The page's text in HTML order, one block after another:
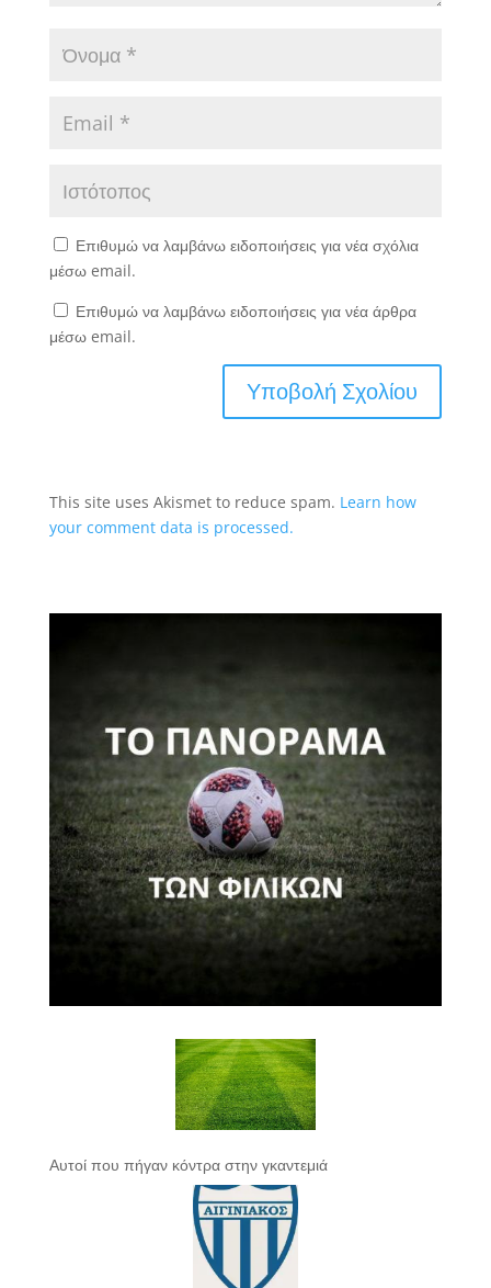
Επιθυμώ να λαμβάνω ειδοποιήσεις για νέα σχόλια
μέσω email.
Επιθυμώ να λαμβάνω ειδοποιήσεις για νέα άρθρα
μέσω email.
This site uses Akismet to reduce spam. Learn how
your comment data is processed.
Αυτοί που πήγαν κόντρα στην γκαντεμιά